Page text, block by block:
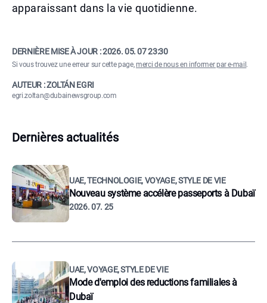
apparaissant dans la vie quotidienne.
DERNIÈRE MISE À JOUR :2026. 05. 07 23:30
Si vous trouvez une erreur sur cette page,merci de nous en informer par e-mail .
AUTEUR : ZOLTÁN EGRI
egri.zoltan@dubainewsgroup.com
Dernières actualités
UAE, TECHNOLOGIE, VOYAGE, STYLE DE VIE
Nouveau système accélère passeports à Dubaï
2026. 07. 25
UAE, VOYAGE, STYLE DE VIE
Mode d'emploi des reductions familiales à
Dubaï